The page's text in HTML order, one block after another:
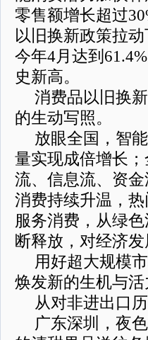
零售额增长超过
以旧换新政策拉
今年4月达到
史新高。
消费品以旧换
的生动写照。
放眼全国，智
量实现成倍增长
流、信息流、资
消费持续升温，
服务消费，从绿
断释放，对经济
用好超大规模
焕发新的生机与活
从对非进出口
广东深圳，夜